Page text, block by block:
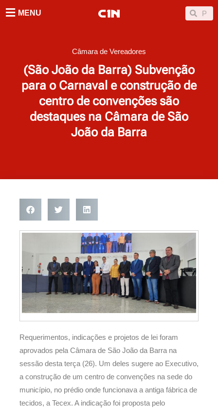
para
MENU Search
Câmara de Vereadores
(São João da Barra) Subvenção
para o Carnaval e construção de
centro de convenções são
destaques na Câmara de São
João da Barra
Requerimentos, indicações e projetos de lei foram
aprovados pela Câmara de São João da Barra na
sessão desta terça (26). Um deles sugere ao Executivo,
a construção de um centro de convenções na sede do
município, no prédio onde funcionava a antiga fábrica de
tecidos, a Tecex. A indicação foi proposta pelo